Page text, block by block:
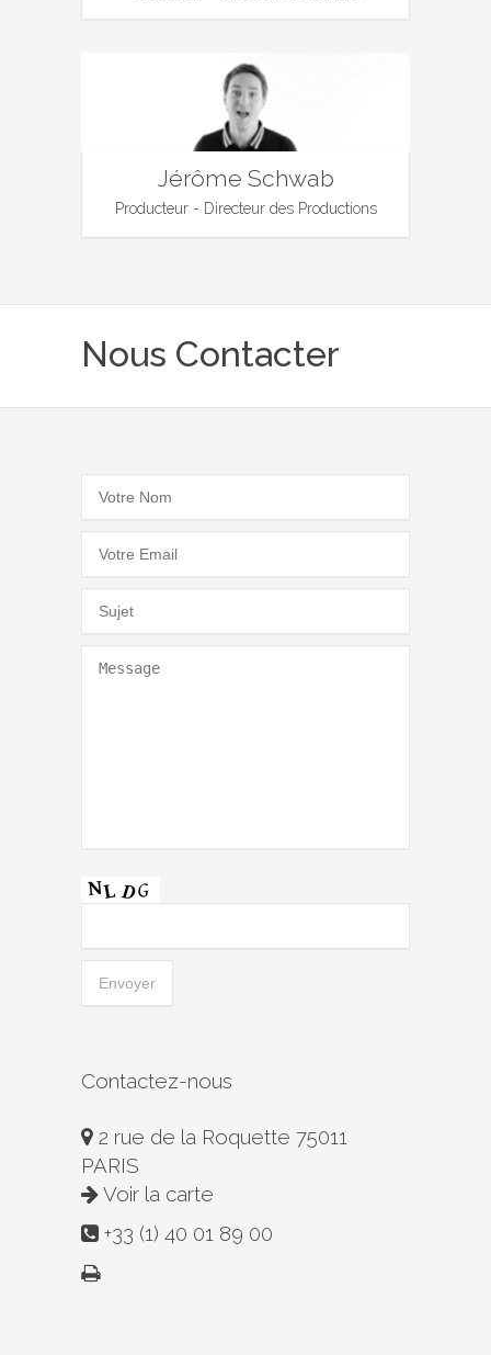
Jérôme Schwab
Producteur - Directeur des Productions
Nous Contacter
Contactez-nous
2 rue de la Roquette 75011
PARIS
Voir la carte
+33 (1) 40 01 89 00